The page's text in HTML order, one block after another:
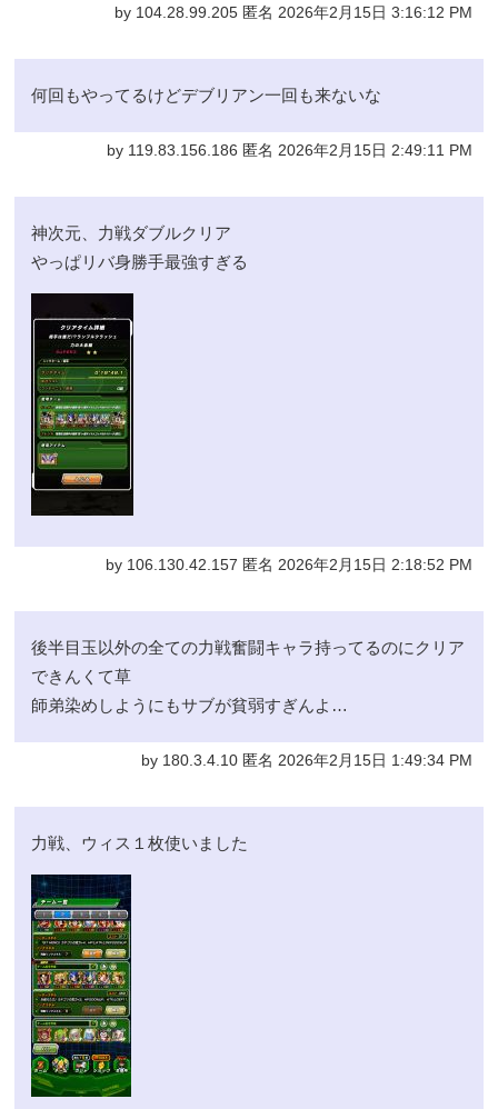
by 104.28.99.205 匿名 2026年2月15日 3:16:12 PM
何回もやってるけどデブリアン一回も来ないな
by 119.83.156.186 匿名 2026年2月15日 2:49:11 PM
神次元、力戦ダブルクリア
やっぱリバ身勝手最強すぎる
by 106.130.42.157 匿名 2026年2月15日 2:18:52 PM
後半目玉以外の全ての力戦奮闘キャラ持ってるのにクリア
できんくて草
師弟染めしようにもサブが貧弱すぎんよ…
by 180.3.4.10 匿名 2026年2月15日 1:49:34 PM
力戦、ウィス１枚使いました